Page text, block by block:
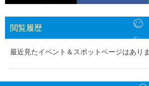
閲覧履歴
最近見たイベント＆スポットページはありま